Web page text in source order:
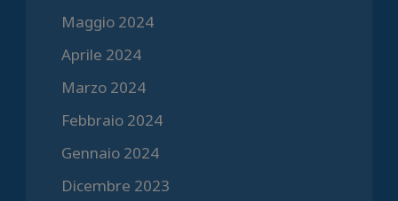
Maggio 2024
Aprile 2024
Marzo 2024
Febbraio 2024
Gennaio 2024
Dicembre 2023